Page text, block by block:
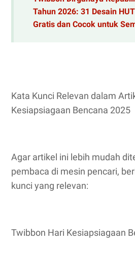
Tahun 2026: 31 Desain
Gratis dan Cocok untuk
Kata Kunci Relevan dalam
Kesiapsiagaan Bencana 2025
Agar artikel ini lebih mudah
pembaca di mesin pencari,
kunci yang relevan:
Twibbon Hari Kesiapsiagaan